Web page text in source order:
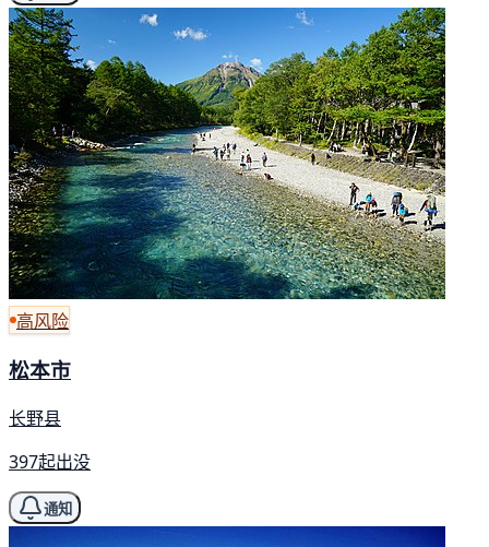
高风险
松本市
长野县
397起出没
通知